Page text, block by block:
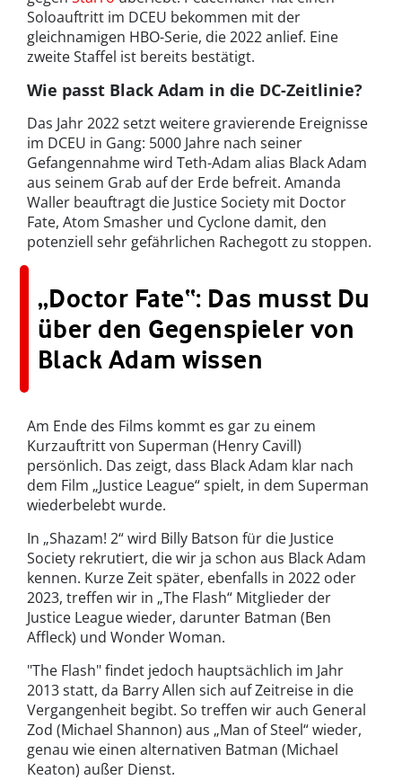
Soloauftritt im DCEU bekommen mit der
gleichnamigen HBO-Serie, die 2022 anlief. Eine
zweite Staffel ist bereits bestätigt.
Wie passt Black Adam in die DC-Zeitlinie?
Das Jahr 2022 setzt weitere gravierende Ereignisse
im DCEU in Gang: 5000 Jahre nach seiner
Gefangennahme wird Teth-Adam alias Black Adam
aus seinem Grab auf der Erde befreit. Amanda
Waller beauftragt die Justice Society mit Doctor
Fate, Atom Smasher und Cyclone damit, den
potenziell sehr gefährlichen Rachegott zu stoppen.
„Doctor Fate“: Das musst Du
über den Gegenspieler von
Black Adam wissen
Am Ende des Films kommt es gar zu einem
Kurzauftritt von Superman (Henry Cavill)
persönlich. Das zeigt, dass Black Adam klar nach
dem Film „Justice League“ spielt, in dem Superman
wiederbelebt wurde.
In „Shazam! 2“ wird Billy Batson für die Justice
Society rekrutiert, die wir ja schon aus Black Adam
kennen. Kurze Zeit später, ebenfalls in 2022 oder
2023, treffen wir in „The Flash“ Mitglieder der
Justice League wieder, darunter Batman (Ben
Affleck) und Wonder Woman.
"The Flash" findet jedoch hauptsächlich im Jahr
2013 statt, da Barry Allen sich auf Zeitreise in die
Vergangenheit begibt. So treffen wir auch General
Zod (Michael Shannon) aus „Man of Steel“ wieder,
genau wie einen alternativen Batman (Michael
Keaton) außer Dienst.